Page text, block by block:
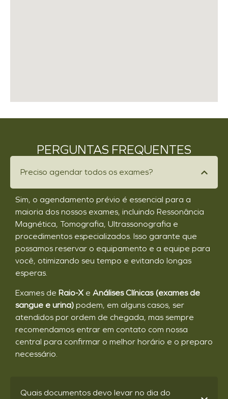
PERGUNTAS FREQUENTES
Preciso agendar todos os exames?
Sim, o agendamento prévio é essencial para a
maioria dos nossos exames, incluindo Ressonância
Magnética, Tomografia, Ultrassonografia e
procedimentos especializados. Isso garante que
possamos reservar o equipamento e a equipe para
você, otimizando seu tempo e evitando longas
esperas.
Exames de Raio-X e Análises Clínicas (exames de
sangue e urina) podem, em alguns casos, ser
atendidos por ordem de chegada, mas sempre
recomendamos entrar em contato com nossa
central para confirmar o melhor horário e o preparo
necessário.
Quais documentos devo levar no dia do